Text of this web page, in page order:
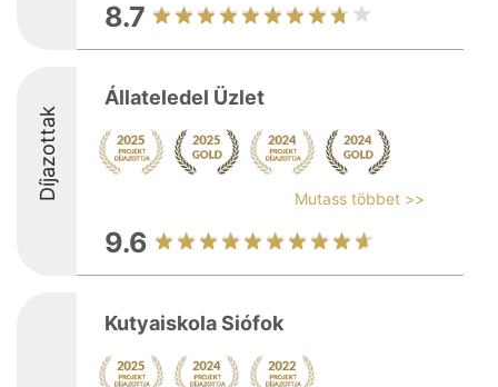
8.7
Díjazottak
Állateledel Üzlet
Mutass többet >>
9.6
Kutyaiskola Siófok